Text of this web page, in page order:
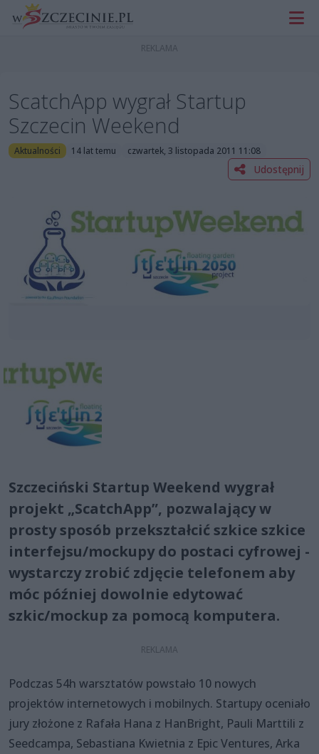
ScatchApp wygrał Startup
Szczecin Weekend
Aktualności 14 lat temu czwartek, 3 listopada 2011 11:08
Udostępnij
Szczeciński Startup Weekend wygrał
projekt „ScatchApp”, pozwalający w
prosty sposób przekształcić szkice szkice
interfejsu/mockupy do postaci cyfrowej -
wystarczy zrobić zdjęcie telefonem aby
móc później dowolnie edytować
szkic/mockup za pomocą komputera.
Podczas 54h warsztatów powstało 10 nowych
projektów internetowych i mobilnych. Startupy oceniało
jury złożone z Rafała Hana z HanBright, Pauli Marttili z
Seedcampa, Sebastiana Kwietnia z Epic Ventures, Arka